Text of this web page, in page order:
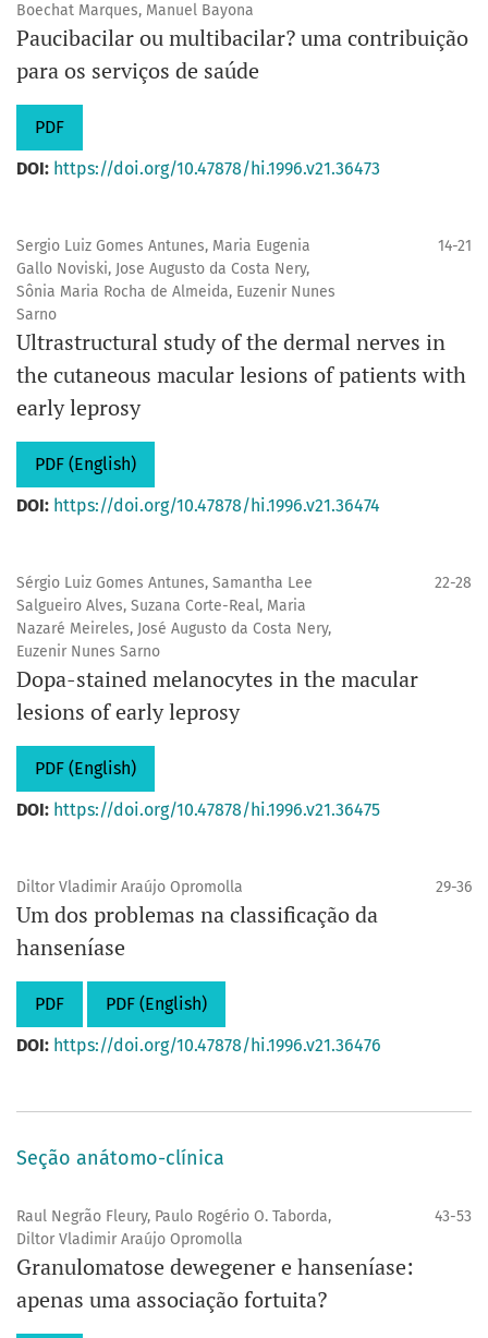
Boechat Marques, Manuel Bayona
Paucibacilar ou multibacilar? uma contribuição
para os serviços de saúde
PDF
DOI: https://doi.org/10.47878/hi.1996.v21.36473
Sergio Luiz Gomes Antunes, Maria Eugenia
Gallo Noviski, Jose Augusto da Costa Nery,
Sônia Maria Rocha de Almeida, Euzenir Nunes
Sarno
14-21
Ultrastructural study of the dermal nerves in
the cutaneous macular lesions of patients with
early leprosy
PDF (English)
DOI: https://doi.org/10.47878/hi.1996.v21.36474
Sérgio Luiz Gomes Antunes, Samantha Lee
Salgueiro Alves, Suzana Corte-Real, Maria
Nazaré Meireles, José Augusto da Costa Nery,
Euzenir Nunes Sarno
22-28
Dopa-stained melanocytes in the macular
lesions of early leprosy
PDF (English)
DOI: https://doi.org/10.47878/hi.1996.v21.36475
Diltor Vladimir Araújo Opromolla 29-36
Um dos problemas na classificação da
hanseníase
PDF
PDF (English)
DOI: https://doi.org/10.47878/hi.1996.v21.36476
Seção anátomo-clínica
Raul Negrão Fleury, Paulo Rogério O. Taborda,
Diltor Vladimir Araújo Opromolla
43-53
Granulomatose dewegener e hanseníase:
apenas uma associação fortuita?